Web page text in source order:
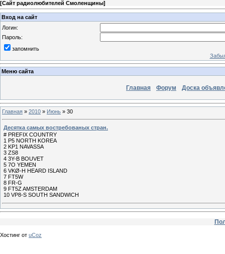
[Сайт радиолюбителей Смоленщины]
Вход на сайт
Логин:
Пароль:
запомнить
Меню сайта
Главная Форум Доска
Главная » 2010 » Июнь » 30
Десятка самых востребованых стран.
# PREFIX COUNTRY
1 P5 NORTH KOREA
2 KP1 NAVASSA
3 ZS8
4 3Y-B BOUVET
5 7O YEMEN
6 VKØ-H HEARD ISLAND
7 FT5W
8 FR-G
9 FT5Z AMSTERDAM
10 VP8-S SOUTH SANDWICH
Хостинг от uCoz